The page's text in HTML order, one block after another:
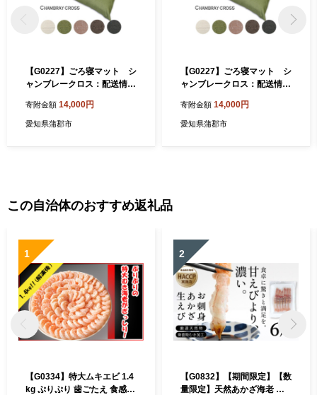
【G0227】ごろ寝マット シ
ャンブレークロス：配送情報
寄附金額 14,000円
愛知県蒲郡市
【G0227】ごろ寝マット シ
ャンブレークロス：配送情報
寄附金額 14,000円
愛知県蒲郡市
この自治体のおすすめ返礼品
1
【G0334】特大ムキエビ 1.4
kg ぷりぷり 歯ごたえ 食感
2
【G0832】【期間限定】【数
量限定】天然あかざ海老 お